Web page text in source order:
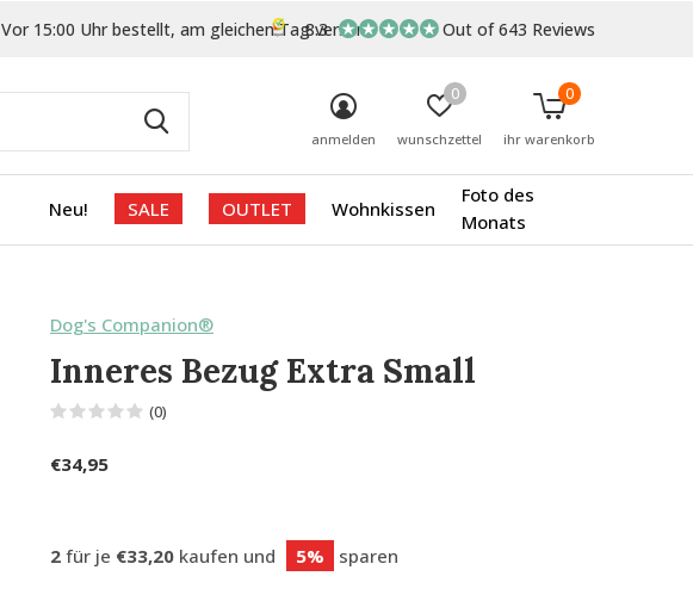
Neu! SALE OUTLET Wohnkissen
Foto des
Monats
anmelden wunschzettel
0
ihr warenkorb
0
Vor 15:00 Uhr bestellt, am gleichen Tag versand
8.3 Out of 643 Reviews
Dog's Companion®
Inneres Bezug Extra Small
(0)
€34,95
2 für je €33,20 kaufen und 5% sparen